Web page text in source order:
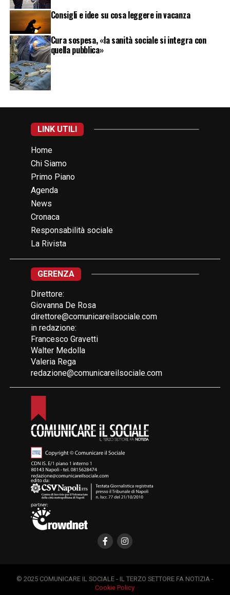
Consigli e idee su cosa leggere in vacanza
Cura sospesa, «la sanità sociale si integra con
quella pubblica»
LINK UTILI
Home
Chi Siamo
Primo Piano
Agenda
News
Cronaca
Responsabilità sociale
La Rivista
GERENZA
Direttore:
Giovanna De Rosa
direttore@comunicareilsociale.com
in redazione:
Francesco Gravetti
Walter Medolla
Valeria Rega
redazione@comunicareilsociale.com
© 2025 COMUNICARE IL SOCIALE - IL TERZO SETTORE FA NOTIZIA -
Cookie Policy